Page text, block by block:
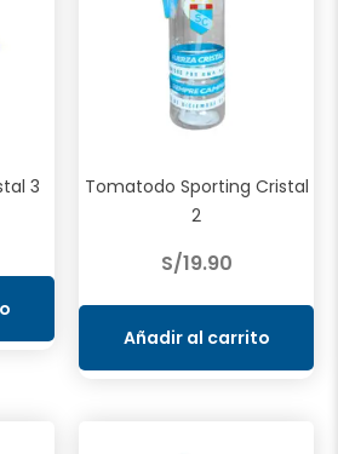
3
Tomatodo Sporting Cristal
2
S/19.90
Añadir al carrito